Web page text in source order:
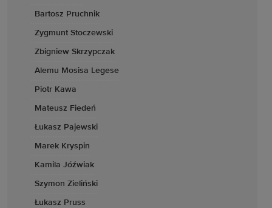
Bartosz Pruchnik
Zygmunt Stoczewski
Zbigniew Skrzypczak
Alemu Mosisa Legese
Piotr Kawa
Mateusz Fiedeń
Łukasz Pajewski
Marek Kryspin
Kamila Jóźwiak
Szymon Zieliński
Łukasz Pruss